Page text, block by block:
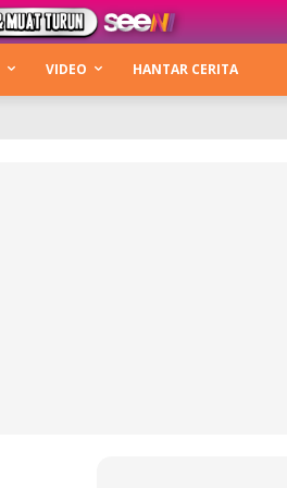
VIDEO HANTAR CERITA